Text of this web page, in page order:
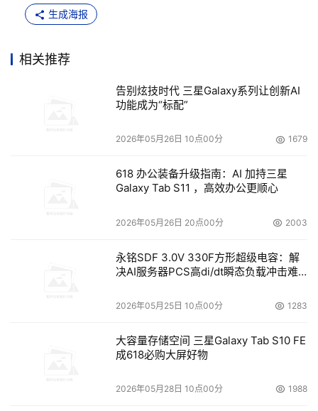
生成海报
相关推荐
告别炫技时代 三星Galaxy系列让创新AI
功能成为“标配”
2026年05月26日 10点00分 1679
618 办公装备升级指南：AI 加持三星
Galaxy Tab S11 ，高效办公更顺心
2026年05月26日 20点00分 2003
永铭SDF 3.0V 330F方形超级电容：解
决AI服务器PCS高di/dt瞬态负载冲击难
2026年05月25日 10点00分 1283
大容量存储空间 三星Galaxy Tab S10 FE
成618必购大屏好物
2026年05月28日 10点00分 1988